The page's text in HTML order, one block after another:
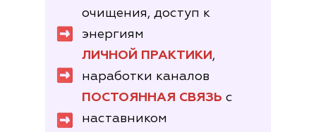
очищения, доступ к
энергиям
ЛИЧНОЙ ПРАКТИКИ ,
наработки каналов
ПОСТОЯННАЯ СВЯЗЬ с
наставником